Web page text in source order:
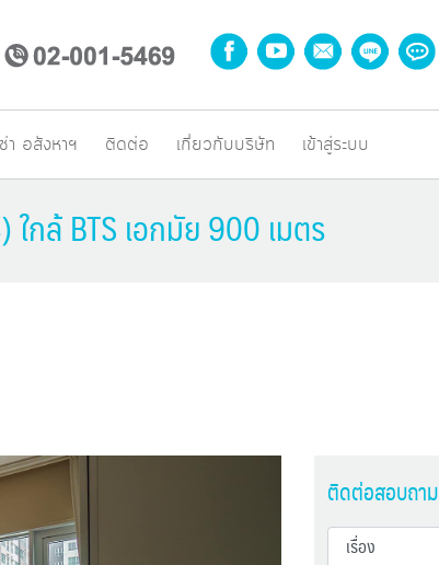
า อสังหาฯ ติดต่อ เกี่ยวกับบริษัท เข้าสู่ระบบ
กล้ BTS เอกมัย 900 เมตร
ติดต่อสอบถาม